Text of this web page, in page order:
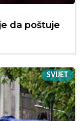
da poštuje
SVIJET